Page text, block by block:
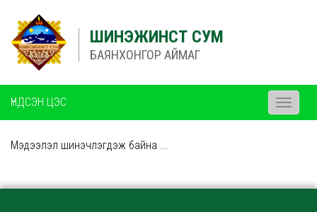
ШИНЭЖИНСТ СУМ
БАЯНХОНГОР АЙМАГ
ҮНДСЭН ЦЭС
Toggle
Мэдээлэл шинэчлэгдэж байна ...